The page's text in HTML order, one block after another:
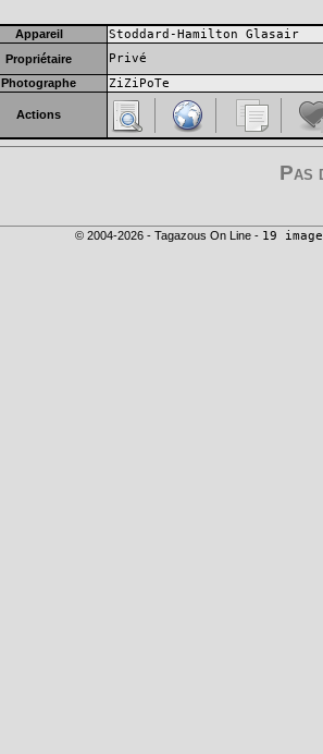
Appareil Stoddard-Hamilton Glasair
Propriétaire Privé
Photographe ZiZiPoTe
Actions
Pas
© 2004-2026 - Tagazous On Line - 19